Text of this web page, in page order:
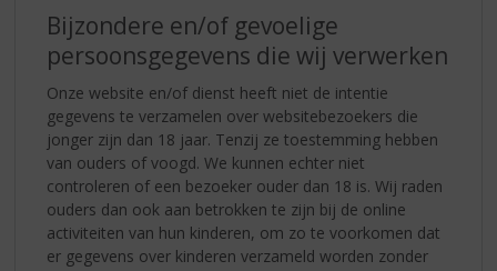
Bijzondere en/of gevoelige
persoonsgegevens die wij verwerken
Onze website en/of dienst heeft niet de intentie
gegevens te verzamelen over websitebezoekers die
jonger zijn dan 18 jaar. Tenzij ze toestemming hebben
van ouders of voogd. We kunnen echter niet
controleren of een bezoeker ouder dan 18 is. Wij raden
ouders dan ook aan betrokken te zijn bij de online
activiteiten van hun kinderen, om zo te voorkomen dat
er gegevens over kinderen verzameld worden zonder